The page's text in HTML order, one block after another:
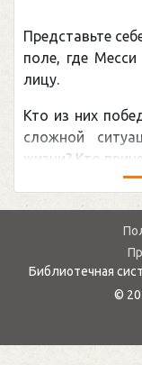
Представьте
поле, где
лицу.
Кто из них
сложной
жизни? Кто
Библиотечная
©